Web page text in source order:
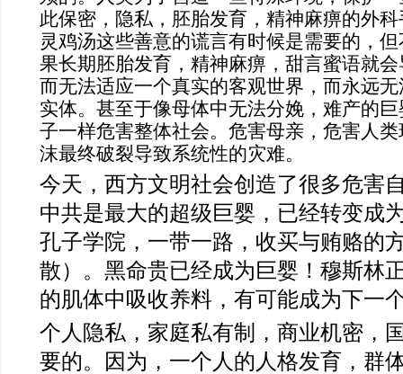
此保密，隐私，胚胎发育，精神麻痹的外
灵鸡汤这些善意的谎言有时候是需要的，
果长期胚胎发育，精神麻痹，甜言蜜语就
而无法适应一个真实的客观世界，而永远
实体。甚至于像母体中无法分娩，难产的
子一样危害整体社会。危害母亲，危害人
沫最终破裂导致系统性的灾难。
今天，西方文明社会创造了很多危害
中共是最大的超级巨婴，已经转变成
孔子学院，一带一路，收买与贿赂的
散）。黑命贵已经成为巨婴！穆斯林
的肌体中吸收养料，有可能成为下一
个人隐私，家庭私有制，商业机密，
要的。因为，一个人的人格发育，群